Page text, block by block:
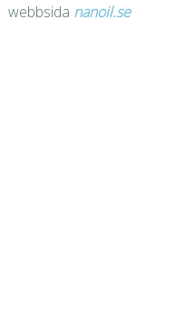
webbsida nanoil.se